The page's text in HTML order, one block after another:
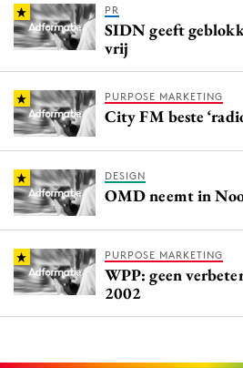
PR
SIDN geeft
vrij
PURPOSE MARKETING
City FM beste
DESIGN
OMD neemt in
PURPOSE MARKETING
WPP: geen
2002